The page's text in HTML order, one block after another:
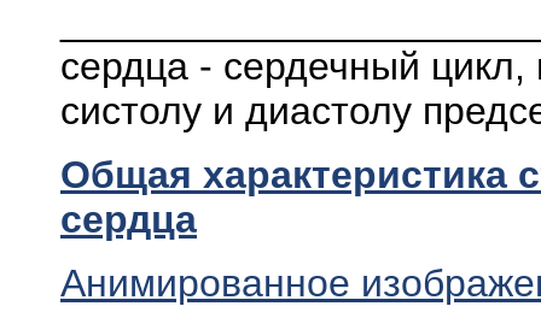
сердца - сердечный
систолу и диастолу
Общая характеристика
сердца
Анимированное